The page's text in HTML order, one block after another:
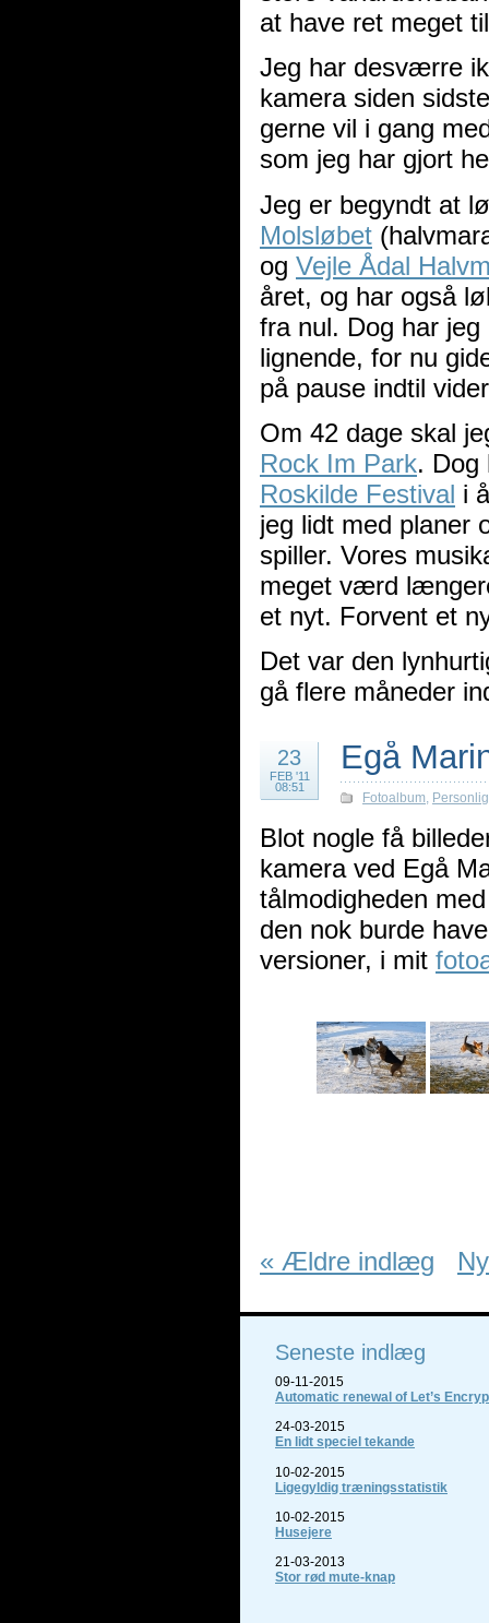
at have ret meget
Jeg har desværre
kamera siden
gerne vil i gang
som jeg har gjort
Jeg er begyndt at
Molsløbet
og Vejle Ådal
året, og har også
fra nul. Dog har
lignende, for nu
på pause indtil
Om 42 dage skal
Rock Im Park. Dog
Roskilde Festival i
jeg lidt med planer
spiller. Vores
meget værd
et nyt. Forvent et
Det var den
gå flere måneder
23
FEB '11
08:51
Egå
Fotoalbum, Personlig
Blot nogle få
kamera ved Egå
tålmodigheden
den nok burde
versioner, i mit
« Ældre indlæg
Seneste indlæg
09-11-2015
Automatic renewal of Let’s
24-03-2015
En lidt speciel tekande
10-02-2015
Ligegyldig træningsstatistik
10-02-2015
Husejere
21-03-2013
Stor rød mute-knap